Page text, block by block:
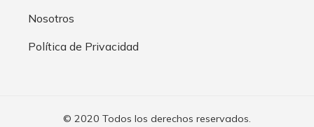
Nosotros
Política de Privacidad
© 2020 Todos los derechos reservados.